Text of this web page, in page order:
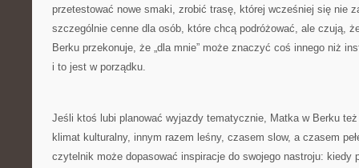
przetestować nowe smaki, zrobić trasę, której wcześniej się nie
szczególnie cenne dla osób, które chcą podróżować, ale czują,
Berku przekonuje, że „dla mnie” może znaczyć coś innego niż
i to jest w porządku.
Jeśli ktoś lubi planować wyjazdy tematycznie, Matka w Berku
klimat kulturalny, innym razem leśny, czasem slow, a czasem
czytelnik może dopasować inspiracje do swojego nastroju: kiedy